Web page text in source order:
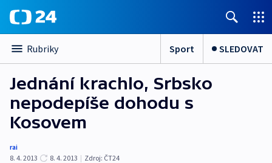
Rubriky Sport SLEDOVAT
Jednání krachlo, Srbsko
nepodepíše dohodu s
Kosovem
rai
8. 4. 2013
8. 4. 2013 | Zdroj: ČT24